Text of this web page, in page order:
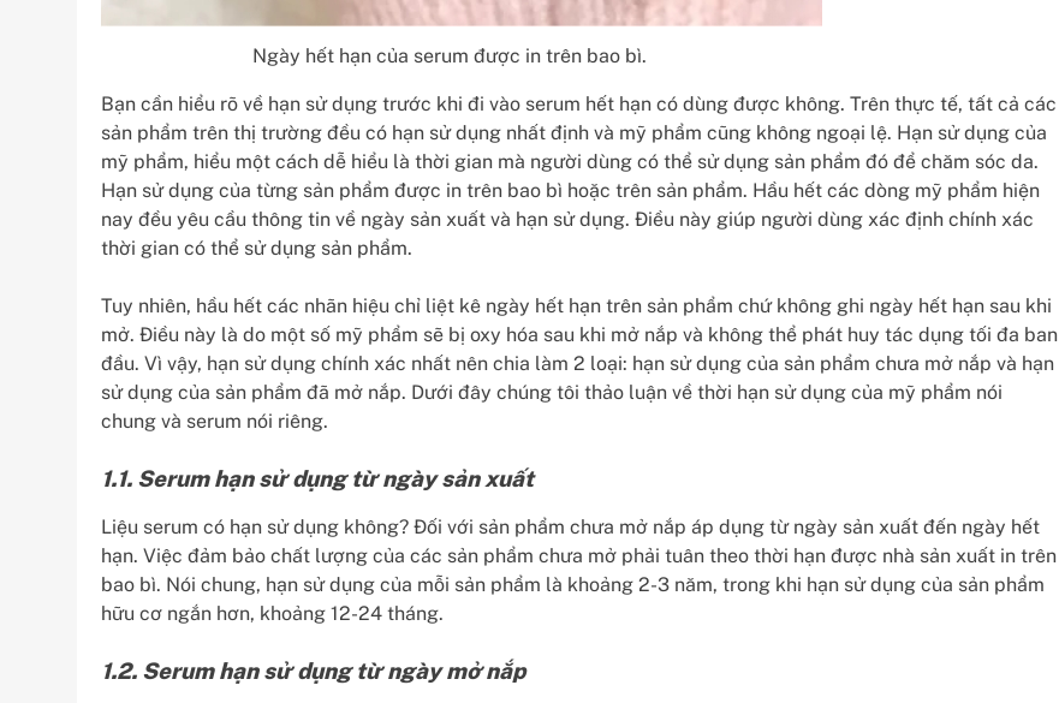
Ngày hết hạn của serum được in trên bao bì.
Bạn cần hiểu rõ về hạn sử dụng trước khi đi vào serum hết hạn có dùng được không. Trên thực tế, tất cả các
sản phẩm trên thị trường đều có hạn sử dụng nhất định và mỹ phẩm cũng không ngoại lệ. Hạn sử dụng của
mỹ phẩm, hiểu một cách dễ hiểu là thời gian mà người dùng có thể sử dụng sản phẩm đó để chăm sóc da.
Hạn sử dụng của từng sản phẩm được in trên bao bì hoặc trên sản phẩm. Hầu hết các dòng mỹ phẩm hiện
nay đều yêu cầu thông tin về ngày sản xuất và hạn sử dụng. Điều này giúp người dùng xác định chính xác
thời gian có thể sử dụng sản phẩm.
Tuy nhiên, hầu hết các nhãn hiệu chỉ liệt kê ngày hết hạn trên sản phẩm chứ không ghi ngày hết hạn sau khi
mở. Điều này là do một số mỹ phẩm sẽ bị oxy hóa sau khi mở nắp và không thể phát huy tác dụng tối đa ban
đầu. Vì vậy, hạn sử dụng chính xác nhất nên chia làm 2 loại: hạn sử dụng của sản phẩm chưa mở nắp và hạn
sử dụng của sản phẩm đã mở nắp. Dưới đây chúng tôi thảo luận về thời hạn sử dụng của mỹ phẩm nói
chung và serum nói riêng.
1.1. Serum hạn sử dụng từ ngày sản xuất
Liệu serum có hạn sử dụng không? Đối với sản phẩm chưa mở nắp áp dụng từ ngày sản xuất đến ngày hết
hạn. Việc đảm bảo chất lượng của các sản phẩm chưa mở phải tuân theo thời hạn được nhà sản xuất in trên
bao bì. Nói chung, hạn sử dụng của mỗi sản phẩm là khoảng 2-3 năm, trong khi hạn sử dụng của sản phẩm
hữu cơ ngắn hơn, khoảng 12-24 tháng.
1.2. Serum hạn sử dụng từ ngày mở nắp